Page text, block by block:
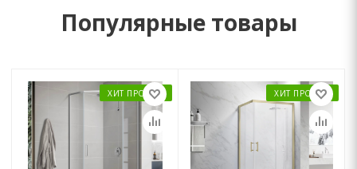
Популярные товары
ХИТ ПРОДАЖ ХИТ ПРОДАЖ